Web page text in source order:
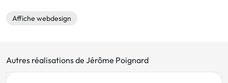
Affiche webdesign
Autres réalisations de Jérôme Poignard